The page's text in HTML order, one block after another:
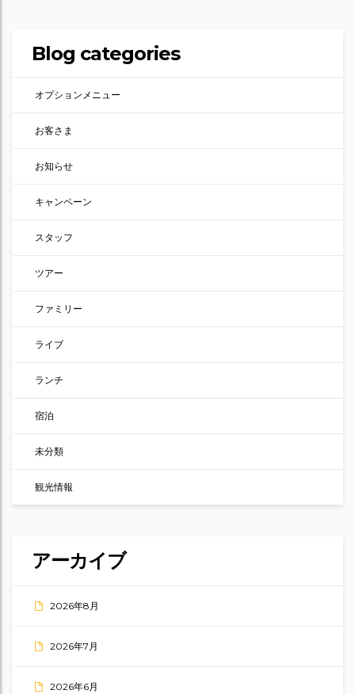
Blog categories
オプションメニュー
お客さま
お知らせ
キャンペーン
スタッフ
ツアー
ファミリー
ライブ
ランチ
宿泊
未分類
観光情報
アーカイブ
2026年8月
2026年7月
2026年6月